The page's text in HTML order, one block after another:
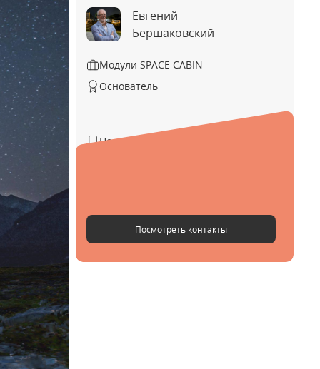
Евгений
Бершаковский
Модули SPACE CABIN
Основатель
Не указан
Посмотреть контакты